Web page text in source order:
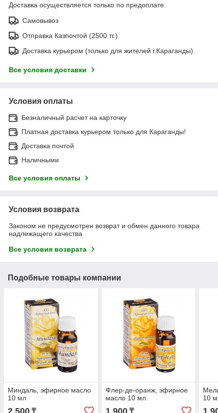
Доставка осуществляется только по предоплате.
Самовывоз
Отправка Казпочтой (2500 тг.)
Доставка курьером (только для жителей г.Караганды)
Все условия доставки
Условия оплаты
Безналичный расчет на карточку
Платная доставка курьером только для Караганды!
Доставка почтой
Наличными
Все условия оплаты
Условия возврата
Законом не предусмотрен возврат и обмен данного товара
надлежащего качества
Все условия возврата
Подобные товары компании
Миндаль, эфирное масло
10 мл
Флер-де-оранж, эфирное
масло 10 мл
10